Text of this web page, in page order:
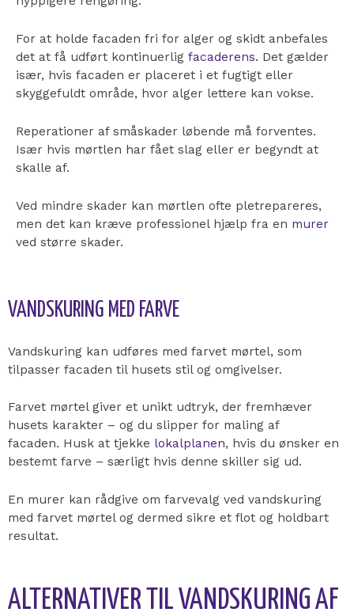
For at holde facaden fri for alger og skidt anbefales
det at få udført kontinuerlig facaderens. Det gælder
især, hvis facaden er placeret i et fugtigt eller
skyggefuldt område, hvor alger lettere kan vokse.
Reperationer af småskader løbende må forventes.
Især hvis mørtlen har fået slag eller er begyndt at
skalle af.
Ved mindre skader kan mørtlen ofte pletrepareres,
men det kan kræve professionel hjælp fra en murer
ved større skader.
VANDSKURING MED FARVE
Vandskuring kan udføres med farvet mørtel, som
tilpasser facaden til husets stil og omgivelser.
Farvet mørtel giver et unikt udtryk, der fremhæver
husets karakter – og du slipper for maling af
facaden. Husk at tjekke lokalplanen, hvis du ønsker en
bestemt farve – særligt hvis denne skiller sig ud.
En murer kan rådgive om farvevalg ved vandskuring
med farvet mørtel og dermed sikre et flot og holdbart
resultat.
ALTERNATIVER TIL VANDSKURING AF